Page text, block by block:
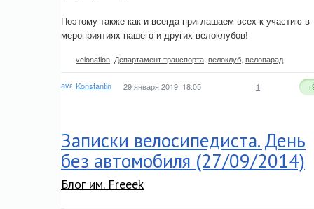
Поэтому также как и всегда приглашаем всех к участию в
мероприятиях нашего и других велоклубов!
velonation Департамент транспорта велоклуб велопарад
Konstantin 29 января 2019, 18:05 1
Записки велосипедиста. День
без автомобиля (27/09/2014)
Блог им. Freeek